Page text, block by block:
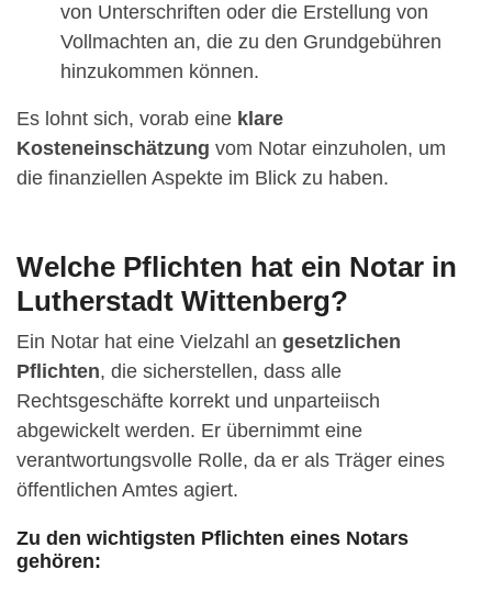
von Unterschriften oder die Erstellung von
Vollmachten an, die zu den Grundgebühren
hinzukommen können.
Es lohnt sich, vorab eine klare
Kosteneinschätzung vom Notar einzuholen, um
die finanziellen Aspekte im Blick zu haben.
Welche Pflichten hat ein Notar in
Lutherstadt Wittenberg?
Ein Notar hat eine Vielzahl an gesetzlichen
Pflichten, die sicherstellen, dass alle
Rechtsgeschäfte korrekt und unparteiisch
abgewickelt werden. Er übernimmt eine
verantwortungsvolle Rolle, da er als Träger eines
öffentlichen Amtes agiert.
Zu den wichtigsten Pflichten eines Notars
gehören: